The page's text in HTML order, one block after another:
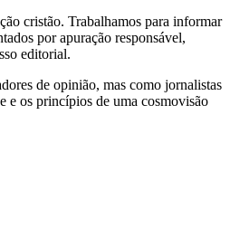
cristão. Trabalhamos para informar
por apuração responsável,
editorial.
de opinião, mas como jornalistas
e os princípios de uma cosmovisão